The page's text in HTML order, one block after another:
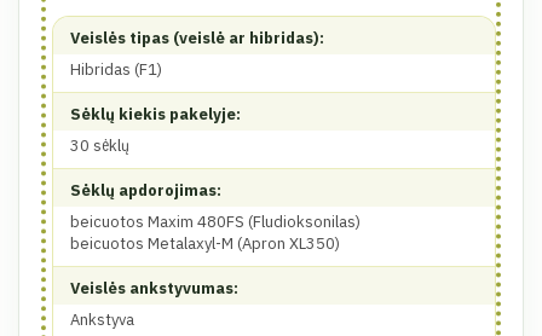
Veislės tipas (veislė ar hibridas):
Hibridas (F1)
Sėklų kiekis pakelyje:
30 sėklų
Sėklų apdorojimas:
beicuotos Maxim 480FS (Fludioksonilas)
beicuotos Metalaxyl-M (Apron XL350)
Veislės ankstyvumas:
Ankstyva